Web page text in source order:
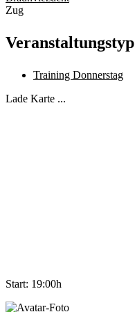
Zug
Veranstaltungstyp
Training Donnerstag
Lade Karte ...
Start: 19:00h